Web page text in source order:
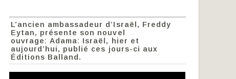
L’ancien ambassadeur d’Israël, Freddy
Eytan, présente son nouvel
ouvrage: Adama: Israël, hier et
aujourd’hui, publié ces jours-ci aux
Éditions Balland.